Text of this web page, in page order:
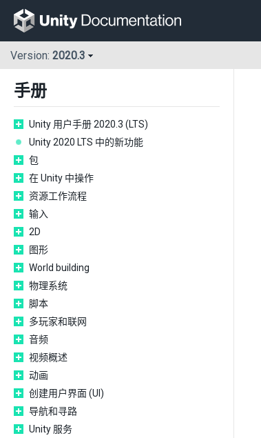
Version: 2020.3
手册
Unity 用户手册 2020.3 (LTS)
Unity 2020 LTS 中的新功能
包
在 Unity 中操作
资源工作流程
输入
2D
图形
World building
物理系统
脚本
多玩家和联网
音频
视频概述
动画
创建用户界面 (UI)
导航和寻路
Unity 服务